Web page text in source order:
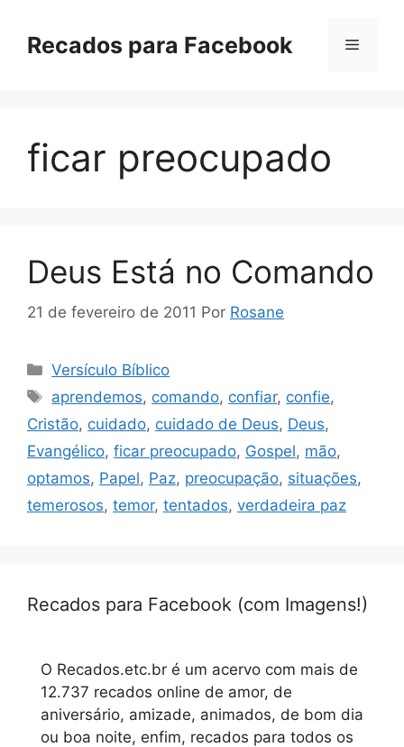
paraRecados para Facebook Menu
ficar preocupado
Deus Está no Comando
21 de fevereiro de 2011 Por Rosane
Categorias
Versículo Bíblico
Tags
aprendemos, comando, confiar, confie,
Cristão, cuidado, cuidado de Deus, Deus,
Evangélico, ficar preocupado, Gospel, mão,
optamos, Papel, Paz, preocupação, situações,
temerosos, temor, tentados, verdadeira paz
Recados para Facebook (com Imagens!)
O Recados.etc.br é um acervo com mais de
12.737 recados online de amor, de
aniversário, amizade, animados, de bom dia
ou boa noite, enfim, recados para todos os